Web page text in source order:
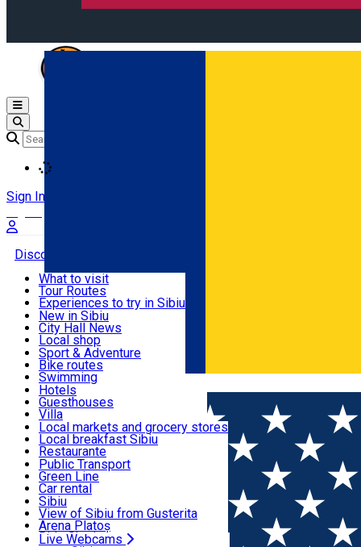
Română
Open main menu
Sign In
Discover
Useful info
Activities & Adventure
Accommodation
Food, Drinks & Nightlife
Transport & Parking
Live Webcams
What to visit
Tour Routes
Experiences to try in Sibiu
Podcast
Culture
Museums
Churches
Parks, Zoo
County of Sibiu
New in Sibiu
City Hall News
Local shop
Sibiu artisans
Sibiul Verde
Public services
Education
How do I get to Sibiu
Tourist Info
Tour Guides
Guided tours
Publicații locale
Beauty salons
Sport & Adventure
Bike routes
Swimming
Riding
Indoor activities
Loc de joacă indoor
Loc de joacă outdoor
Ski
Ice skating
Yoga
Hotels
Guesthouses
Villa
Hostels
Motel
Camping
Renting rooms
Rooms for rent
Accommodation outside Sibiu
Local markets and grocery stores
Local breakfast Sibiu
Restaurante
Pizza
Fast Food
Coffee
Sweets
Pub, Bar
Night clubs
Bakeries
Public Transport
Green Line
Car rental
Rent a bike
Scooter rentals
Taxi
Ride Sharing
Sibiu
View of Sibiu from Gusterita
Arena Platoș
Live Webcams